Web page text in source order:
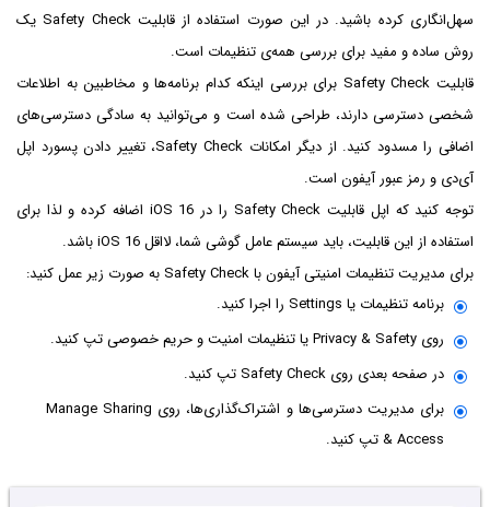
سهل‌انگاری کرده باشید. در این صورت استفاده از قابلیت Safety Check یک
روش ساده و مفید برای بررسی همه‌ی تنظیمات است.
قابلیت Safety Check برای بررسی اینکه کدام برنامه‌ها و مخاطبین به اطلاعات
شخصی دسترسی دارند، طراحی شده است و می‌توانید به سادگی دسترسی‌های
اضافی را مسدود کنید. از دیگر امکانات Safety Check، تغییر دادن پسورد اپل
آی‌دی و رمز عبور آیفون است.
توجه کنید که اپل قابلیت Safety Check را در iOS 16 اضافه کرده و لذا برای
استفاده از این قابلیت، باید سیستم عامل گوشی شما، لااقل iOS 16 باشد.
برای مدیریت تنظیمات امنیتی آیفون با Safety Check به صورت زیر عمل کنید:
برنامه تنظیمات یا Settings را اجرا کنید.
روی Privacy & Safety یا تنظیمات امنیت و حریم خصوصی تپ کنید.
در صفحه بعدی روی Safety Check تپ کنید.
برای مدیریت دسترسی‌ها و اشتراک‌گذاری‌ها، روی Manage Sharing
& Access تپ کنید.